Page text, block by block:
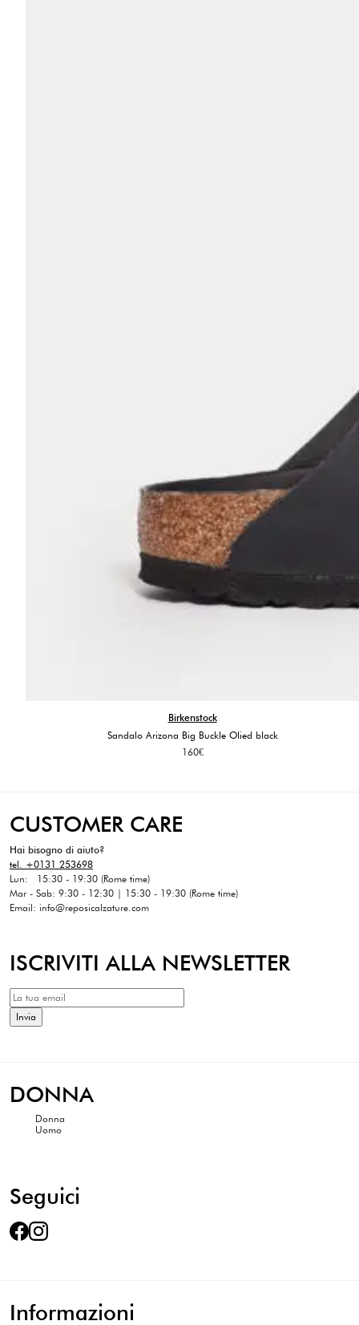
Birkenstock
Sandalo Arizona Big Buckle Olied black
160€
CUSTOMER CARE
Hai bisogno di aiuto?
tel. +0131 253698
Lun: 15:30 - 19:30 (Rome time)
Mar - Sab: 9:30 - 12:30 | 15:30 - 19:30 (Rome time)
Email: info@reposicalzature.com
ISCRIVITI ALLA NEWSLETTER
Informazioni
DONNA
Donna
Uomo
Seguici